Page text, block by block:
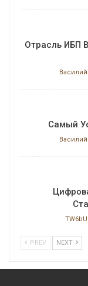
Отрасль ИБП
Самый
PREV NEXT